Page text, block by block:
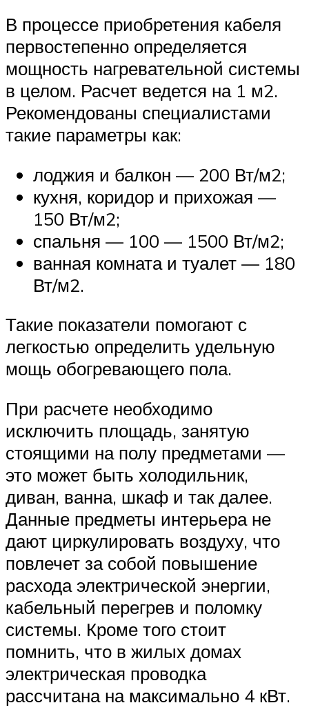
В процессе приобретения кабеля
первостепенно определяется
мощность нагревательной системы
в целом. Расчет ведется на 1 м2.
Рекомендованы специалистами
такие параметры как:
лоджия и балкон — 200 Вт/м2;
кухня, коридор и прихожая —
150 Вт/м2;
спальня — 100 — 1500 Вт/м2;
ванная комната и туалет — 180
Вт/м2.
Такие показатели помогают с
легкостью определить удельную
мощь обогревающего пола.
При расчете необходимо
исключить площадь, занятую
стоящими на полу предметами —
это может быть холодильник,
диван, ванна, шкаф и так далее.
Данные предметы интерьера не
дают циркулировать воздуху, что
повлечет за собой повышение
расхода электрической энергии,
кабельный перегрев и поломку
системы. Кроме того стоит
помнить, что в жилых домах
электрическая проводка
рассчитана на максимально 4 кВт.